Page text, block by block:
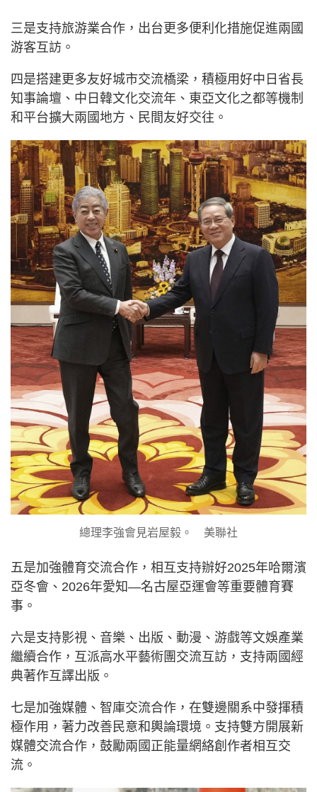
三是支持旅游業合作，出台更多便利化措施促進兩國
游客互訪。
四是搭建更多友好城市交流橋梁，積極用好中日省長
知事論壇、中日韓文化交流年、東亞文化之都等機制
和平台擴大兩國地方、民間友好交往。
總理李強會見岩屋毅。 美聯社
五是加強體育交流合作，相互支持辦好2025年哈爾濱
亞冬會、2026年愛知—名古屋亞運會等重要體育賽
事。
六是支持影視、音樂、出版、動漫、游戲等文娛產業
繼續合作，互派高水平藝術團交流互訪，支持兩國經
典著作互譯出版。
七是加強媒體、智庫交流合作，在雙邊關系中發揮積
極作用，著力改善民意和輿論環境。支持雙方開展新
媒體交流合作，鼓勵兩國正能量網絡創作者相互交
流。